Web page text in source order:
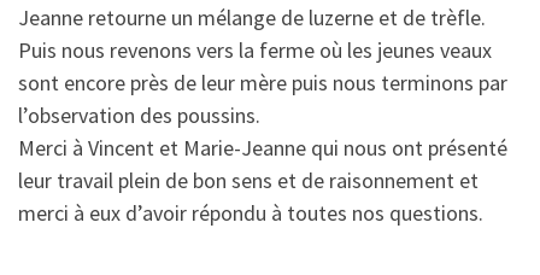
Jeanne retourne un mélange de luzerne et de trèfle.
Puis nous revenons vers la ferme où les jeunes veaux
sont encore près de leur mère puis nous terminons par
l’observation des poussins.
Merci à Vincent et Marie-Jeanne qui nous ont présenté
leur travail plein de bon sens et de raisonnement et
merci à eux d’avoir répondu à toutes nos questions.